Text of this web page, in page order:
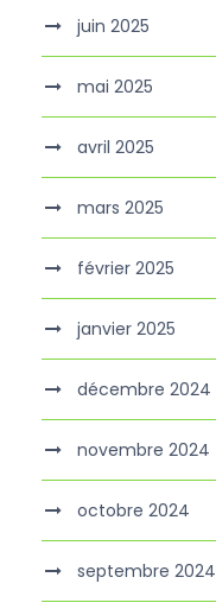
juin 2025
mai 2025
avril 2025
mars 2025
février 2025
janvier 2025
décembre 2024
novembre 2024
octobre 2024
septembre 2024